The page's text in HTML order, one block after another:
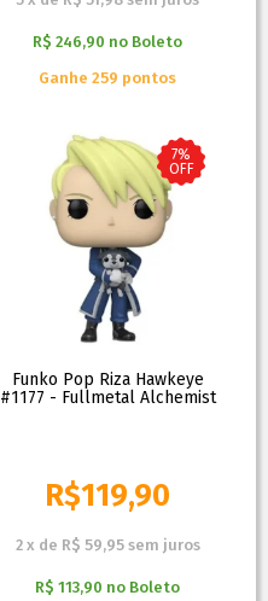
R$ 246,90 no Boleto
Ganhe 259 pontos
7%
OFF
Funko Pop Riza Hawkeye
#1177 - Fullmetal Alchemist
R$119,90
2 x de R$ 59,95 sem juros
R$ 113,90 no Boleto